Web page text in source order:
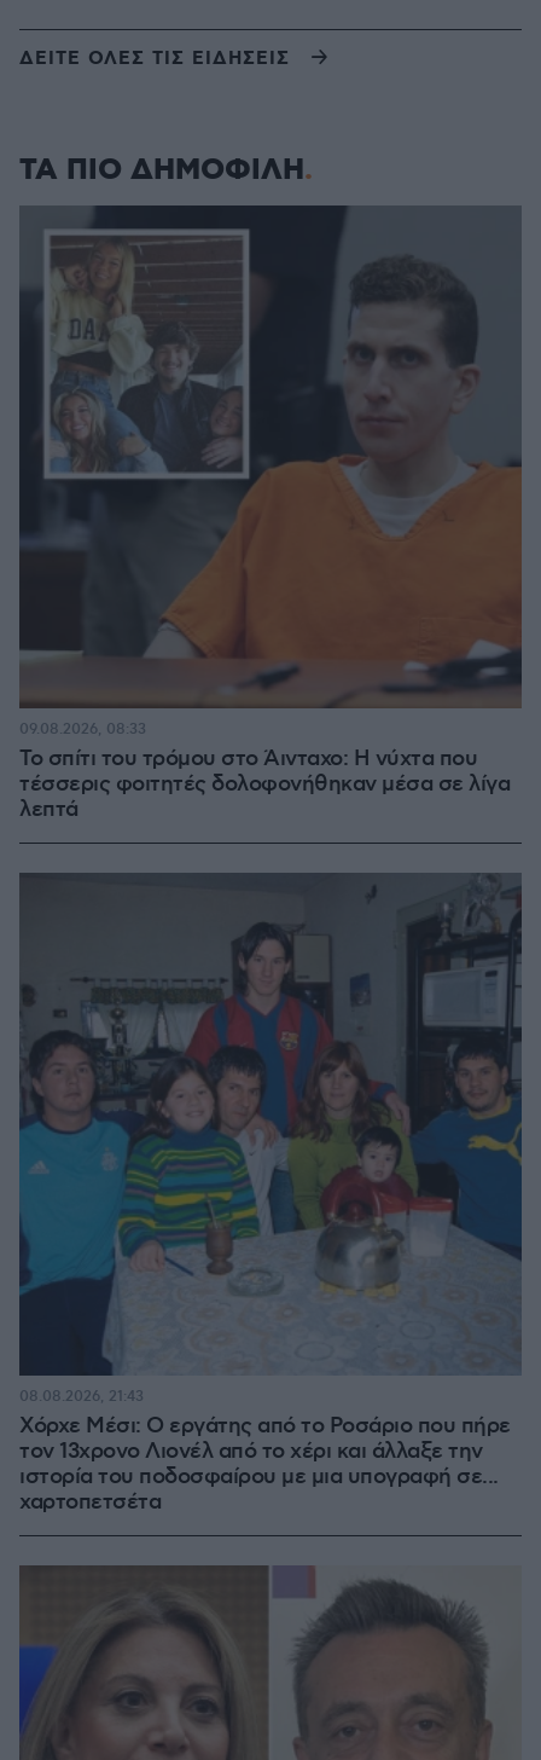
ΔΕΙΤΕ ΟΛΕΣ ΤΙΣ ΕΙΔΗΣΕΙΣ
ΤΑ ΠΙΟ ΔΗΜΟΦΙΛΗ
Το σπίτι του τρόμου στο Άινταχο: Η νύχτα που
τέσσερις φοιτητές δολοφονήθηκαν μέσα σε λίγα
λεπτά
09.08.2026, 08:33
Χόρχε Μέσι: Ο εργάτης από το Ροσάριο που πήρε
τον 13χρονο Λιονέλ από το χέρι και άλλαξε την
ιστορία του ποδοσφαίρου με μια υπογραφή σε...
χαρτοπετσέτα
08.08.2026, 21:43